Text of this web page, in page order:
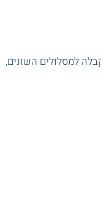
למסלולים השונים,